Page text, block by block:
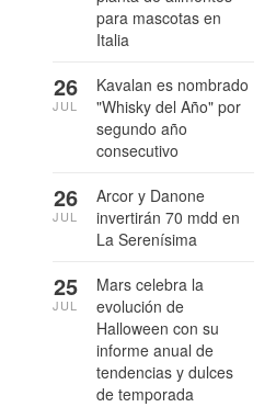
para mascotas en
Italia
Kavalan es nombrado
"Whisky del Año" por
segundo año
consecutivo
26
JUL
Arcor y Danone
invertirán 70 mdd en
La Serenísima
26
JUL
Mars celebra la
evolución de
Halloween con su
informe anual de
tendencias y dulces
de temporada
25
JUL